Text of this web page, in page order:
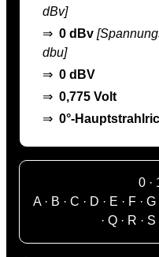
dBv]
⇒ 0 dBv
dbu]
⇒ 0 dBV
⇒ 0,775 Volt
⇒ 0°-
0·
A· B · C · D · E · F · G
· Q· R · S